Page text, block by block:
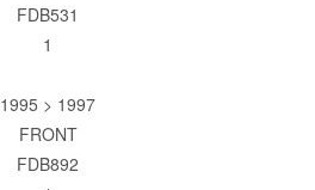
FDB531
1
1995 > 1997
FRONT
FDB892